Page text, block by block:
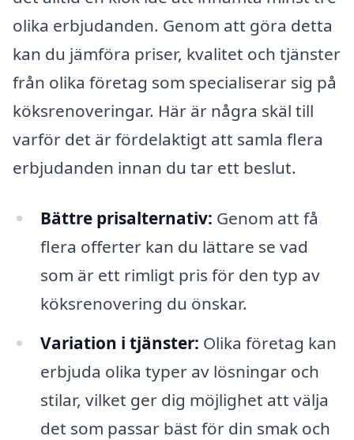
olika erbjudanden. Genom att göra detta
kan du jämföra priser, kvalitet och tjänster
från olika företag som specialiserar sig på
köksrenoveringar. Här är några skäl till
varför det är fördelaktigt att samla flera
erbjudanden innan du tar ett beslut.
Bättre prisalternativ: Genom att få
flera offerter kan du lättare se vad
som är ett rimligt pris för den typ av
köksrenovering du önskar.
Variation i tjänster: Olika företag kan
erbjuda olika typer av lösningar och
stilar, vilket ger dig möjlighet att välja
det som passar bäst för din smak och